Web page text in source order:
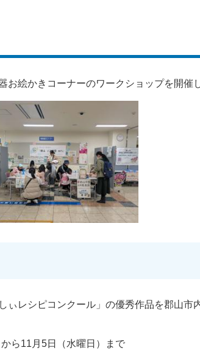
お絵かきコーナーのワークショップを開催
レシピコンクール」の優秀作品を郡山市
ら11月5日（水曜日）まで